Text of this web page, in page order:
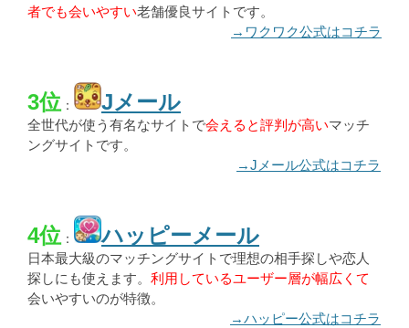
者でも会いやすい老舗優良サイトです。
→ワクワク公式はコチラ
3位： Jメール
全世代が使う有名なサイトで会えると評判が高いマッチ
ングサイトです。
→Jメール公式はコチラ
4位： ハッピーメール
日本最大級のマッチングサイトで理想の相手探しや恋人
探しにも使えます。 利用しているユーザー層が幅広くて
会いやすいのが特徴。
→ハッピー公式はコチラ